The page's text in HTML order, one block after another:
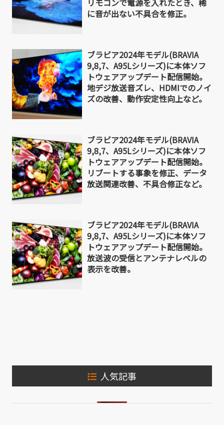
リモコンで電源を入れたとき、稀
に音が出ない不具合を修正。
ブラビア2024年モデル(BRAVIA
9,8,7、A95Lシリーズ)に本体ソフ
トウェアアップデート配信開始。
地デジ放送音ズレ、HDMIでのノイ
ズの改善、動作安定性向上など。
ブラビア2024年モデル(BRAVIA
9,8,7、A95Lシリーズ)に本体ソフ
トウェアアップデート配信開始。
リブートする事象を修正、データ
放送関連改善、不具合修正など。
ブラビア2024年モデル(BRAVIA
9,8,7、A95Lシリーズ)に本体ソフ
トウェアアップデート配信開始。
放送波の受信とアンテナレベルの
表示を改善。
人気記事